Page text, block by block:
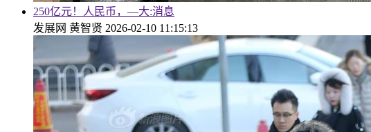
250亿元！人民币，—大:消息
发展网 黄智贤 2026-02-10 11:15:13